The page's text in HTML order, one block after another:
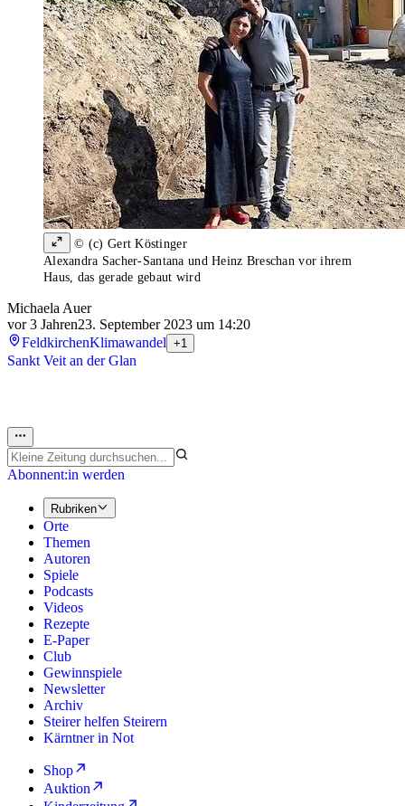
© (c) Gert Köstinger
Alexandra Sacher-Santana und Heinz Breschan vor ihrem
Haus, das gerade gebaut wird
Michaela Auer
vor 3 Jahren23. September 2023 um 14:20
FeldkirchenKlimawandel +1
Sankt Veit an der Glan
Abonnent:in werden
Rubriken
Orte
Themen
Autoren
Spiele
Podcasts
Videos
Rezepte
E-Paper
Club
Gewinnspiele
Newsletter
Archiv
Steirer helfen Steirern
Kärntner in Not
Shop
Auktion